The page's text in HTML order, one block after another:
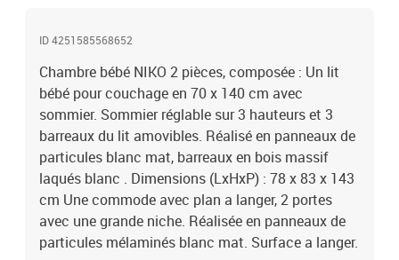
ID 4251585568652
Chambre bébé NIKO 2 pièces, composée : Un lit
bébé pour couchage en 70 x 140 cm avec
sommier. Sommier réglable sur 3 hauteurs et 3
barreaux du lit amovibles. Réalisé en panneaux de
particules blanc mat, barreaux en bois massif
laqués blanc . Dimensions (LxHxP) : 78 x 83 x 143
cm Une commode avec plan a langer, 2 portes
avec une grande niche. Réalisée en panneaux de
particules mélaminés blanc mat. Surface a langer.